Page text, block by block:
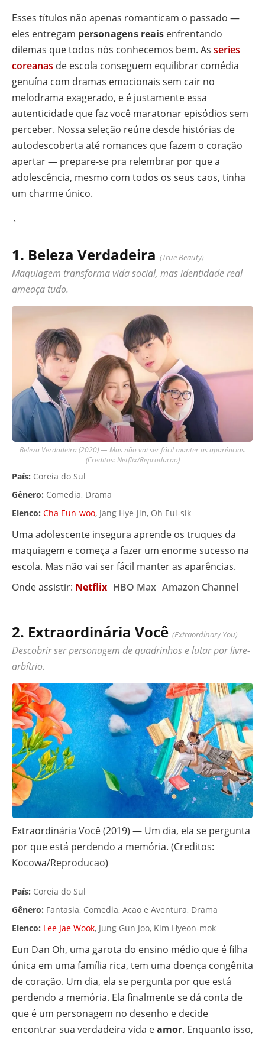
Esses títulos não apenas romanticam o passado —
eles entregam personagens reais enfrentando
dilemas que todos nós conhecemos bem. As series
coreanas de escola conseguem equilibrar comédia
genuína com dramas emocionais sem cair no
melodrama exagerado, e é justamente essa
autenticidade que faz você maratonar episódios sem
perceber. Nossa seleção reúne desde histórias de
autodescoberta até romances que fazem o coração
apertar — prepare-se pra relembrar por que a
adolescência, mesmo com todos os seus caos, tinha
um charme único.
`
1. Beleza Verdadeira (True Beauty)
Maquiagem transforma vida social, mas identidade real
ameaça tudo.
Beleza Verdadeira (2020) — Mas não vai ser fácil manter as aparências.
(Creditos: Netflix/Reproducao)
País: Coreia do Sul
Gênero: Comedia, Drama
Elenco: Cha Eun-woo, Jang Hye-jin, Oh Eui-sik
Uma adolescente insegura aprende os truques da
maquiagem e começa a fazer um enorme sucesso na
escola. Mas não vai ser fácil manter as aparências.
Onde assistir: Netflix HBO Max Amazon Channel
2. Extraordinária Você (Extraordinary You)
Descobrir ser personagem de quadrinhos e lutar por livre-
arbítrio.
Extraordinária Você (2019) — Um dia, ela se pergunta
por que está perdendo a memória. (Creditos:
Kocowa/Reproducao)
País: Coreia do Sul
Gênero: Fantasia, Comedia, Acao e Aventura, Drama
Elenco: Lee Jae Wook, Jung Gun Joo, Kim Hyeon-mok
Eun Dan Oh, uma garota do ensino médio que é filha
única em uma família rica, tem uma doença congênita
de coração. Um dia, ela se pergunta por que está
perdendo a memória. Ela finalmente se dá conta de
que é um personagem no desenho e decide
encontrar sua verdadeira vida eamor. Enquanto isso,